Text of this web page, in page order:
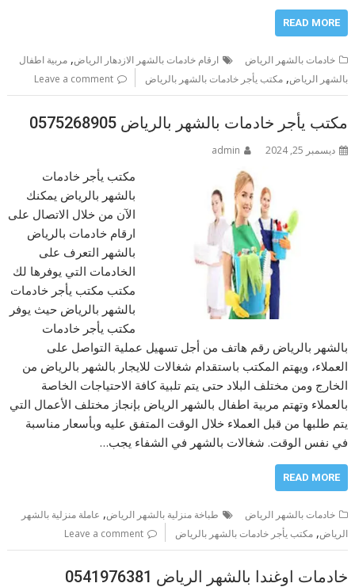
READ MORE
خادمات بالشهر الرياض ارقام خادمات بالشهر الازدهار الرياض,مربية اطفال
بالشهر الرياض,مكتب يأجر خادمات بالشهر بالرياض Leave a comment
مكتب يأجر خادمات بالشهر بالرياض 0575268905
ديسمبر 25, 2024 admin
مكتب يأجر خادمات
بالشهر بالرياض يمكنك
الآن من خلال الاتصال على
ارقام خادمات بالرياض
بالشهر التعرف على
الخادمات التي يوفرها لك
مكتب مكتب يأجر خادمات
بالشهر بالرياض حيث يوفر
مكتب يأجر خادمات
بالشهر بالرياض رقم هاتف من أجل تسهيل عملية التواصل على
العملاء، ويهتم المكتب باستقدام شغالات للايجار بالشهر بالرياض من
الخارج ومن مختلف البلاد حتى يتم تلبية كافة الاحتياجات الخاصة
بالعملاء وتهتم مربية اطفال بالشهر الرياض بإنجاز مختلف الأعمال التي
يتم طلبها من قبل العملاء خلال الوقت المتفق عليه وبأسعار مناسبة
في نفس الوقت. شغالات بالشهر في الشفاء يجب…
READ MORE
خادمات بالشهر الرياض طباخة منزلية بالشهر الرياض, عاملة منزلية بالشهر
الرياض,مكتب يأجر خادمات بالشهر بالرياض Leave a comment
خادمات اوغندا بالشهر الرياض 0541976381